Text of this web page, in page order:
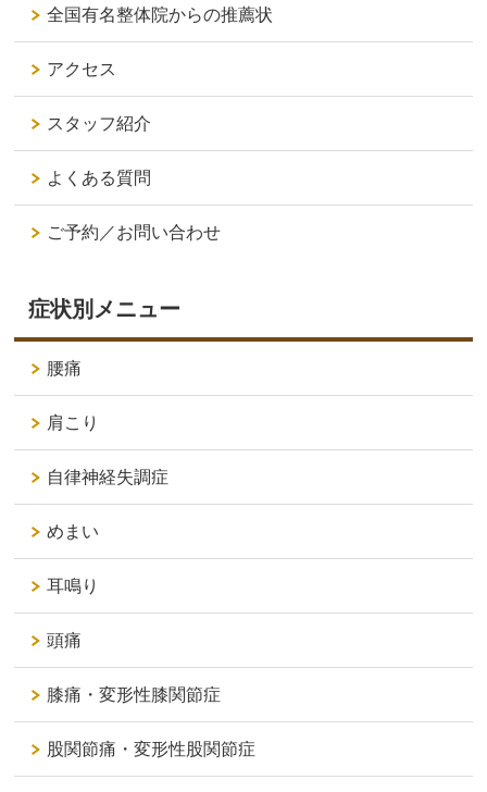
全国有名整体院からの推薦状
アクセス
スタッフ紹介
よくある質問
ご予約／お問い合わせ
症状別メニュー
腰痛
肩こり
自律神経失調症
めまい
耳鳴り
頭痛
膝痛・変形性膝関節症
股関節痛・変形性股関節症